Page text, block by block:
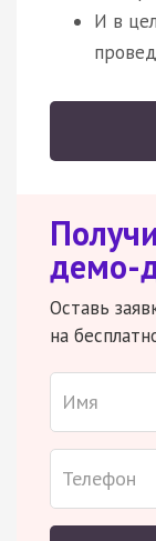
И в
демо-
Оставь
на